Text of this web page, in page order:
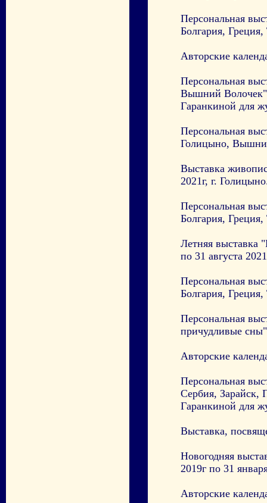
Персональная
Болгария,
Авторские
Персональная
Вышний Волочек",
Гаранкиной для
Персональная
Голицыно,
Выставка
2021г, г.
Персональная
Болгария,
Летняя
по 31 августа
Персональная
Болгария,
Персональная
причудливые
Авторские
Персональная
Сербия, Зарайск,
Гаранкиной для
Выставка,
Новогодняя
2019г по 31
Авторские